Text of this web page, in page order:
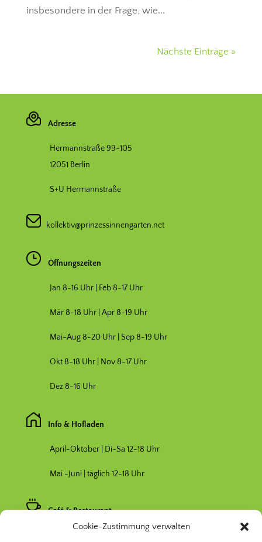
Cookie-Zustimmung verwalten
insbesondere in der Frage, wie...
Nächste Einträge »
Adresse
Hermannstraße 99-105
12051 Berlin
S+U Hermannstraße
kollektiv@prinzessinnengarten.net
Öffnungszeiten
Jan 8-16 Uhr | Feb 8-17 Uhr
Mär 8-18 Uhr | Apr 8-19 Uhr
Mai-Aug 8-20 Uhr | Sep 8-19 Uhr
Okt 8-18 Uhr | Nov 8-17 Uhr
Dez 8-16 Uhr
Info & Hofladen
April-Oktober | Di-Sa 12-18 Uhr
Mai -Juni | täglich 12-18 Uhr
Café & Restaurant